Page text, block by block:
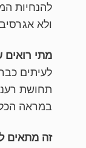
להנחיות
ולא
מתי רואים
לעיתים
תחושת
במראה
זה מתאים